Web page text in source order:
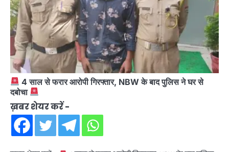
4 साल से फरार आरोपी गिरफ्तार, NBW के बाद पुलिस ने घर से
दबोचा
ख़बर शेयर करें -